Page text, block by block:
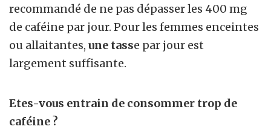
recommandé de ne pas dépasser les 400 mg
de caféine par jour. Pour les femmes enceintes
ou allaitantes, une tasse par jour est
largement suffisante.
Etes-vous entrain de consommer trop de
caféine ?